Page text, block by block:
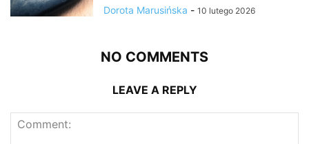
Dorota Marusińska - 10 lutego 2026
NO COMMENTS
LEAVE A REPLY